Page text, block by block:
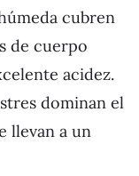
cubren
de cuerpo
acidez.
dominan el
llevan a un